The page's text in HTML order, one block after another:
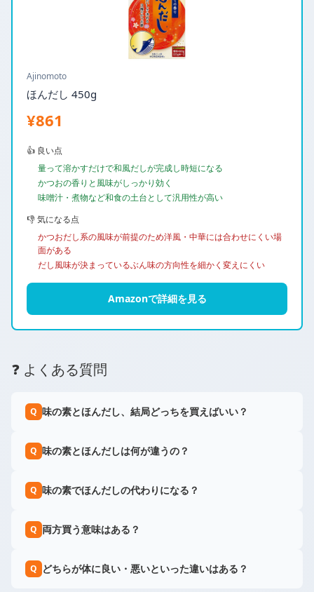
Ajinomoto
ほんだし 450g
¥861
👍 良い点
量って溶かすだけで和風だしが完成し時短になる
かつおの香りと風味がしっかり効く
味噌汁・煮物など和食の土台として汎用性が高い
👎 気になる点
かつおだし系の風味が前提のため洋風・中華には合わせにくい場
面がある
だし風味が決まっているぶん味の方向性を細かく変えにくい
Amazonで詳細を見る
❓ よくある質問
Q 味の素とほんだし、結局どっちを買えばいい？
Q 味の素とほんだしは何が違うの？
Q 味の素でほんだしの代わりになる？
Q 両方買う意味はある？
Q どちらが体に良い・悪いといった違いはある？